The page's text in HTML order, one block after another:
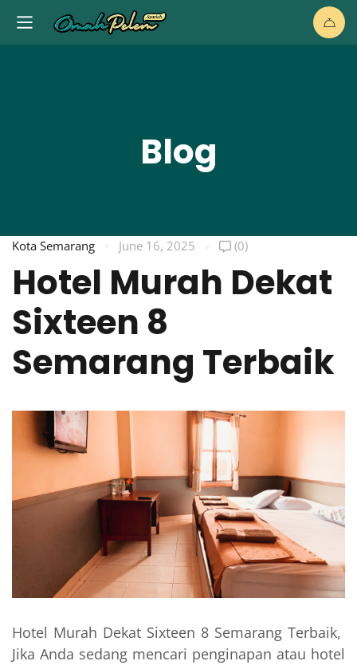
Blog
Kota Semarang June 16, 2025 (0)
Hotel Murah Dekat
Sixteen 8
Semarang Terbaik
Hotel Murah Dekat Sixteen 8 Semarang Terbaik,
Jika Anda sedang mencari penginapan atau hotel